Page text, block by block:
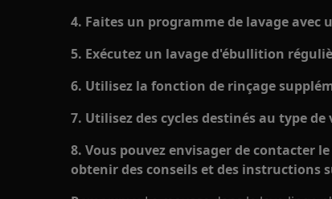
4. Faites un programme de lavage
5. Exécutez un lavage d'ébullition
6. Utilisez la fonction de rinçage
7. Utilisez des cycles destinés au type
8. Vous pouvez envisager de contacter
obtenir des conseils et des instructions